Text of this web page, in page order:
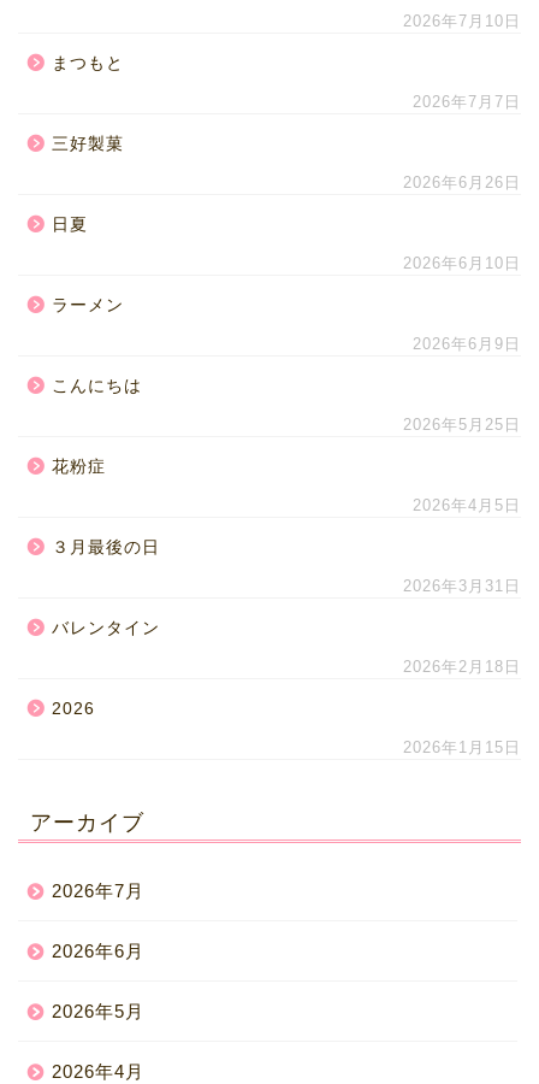
2026年7月10日
まつもと
2026年7月7日
三好製菓
2026年6月26日
日夏
2026年6月10日
ラーメン
2026年6月9日
こんにちは
2026年5月25日
花粉症
2026年4月5日
３月最後の日
2026年3月31日
バレンタイン
2026年2月18日
2026
2026年1月15日
アーカイブ
2026年7月
2026年6月
2026年5月
2026年4月